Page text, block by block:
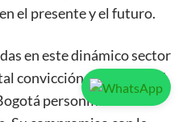
el presente y el futuro.
en este dinámico sector
convicción, que el
Hotel
personifica la